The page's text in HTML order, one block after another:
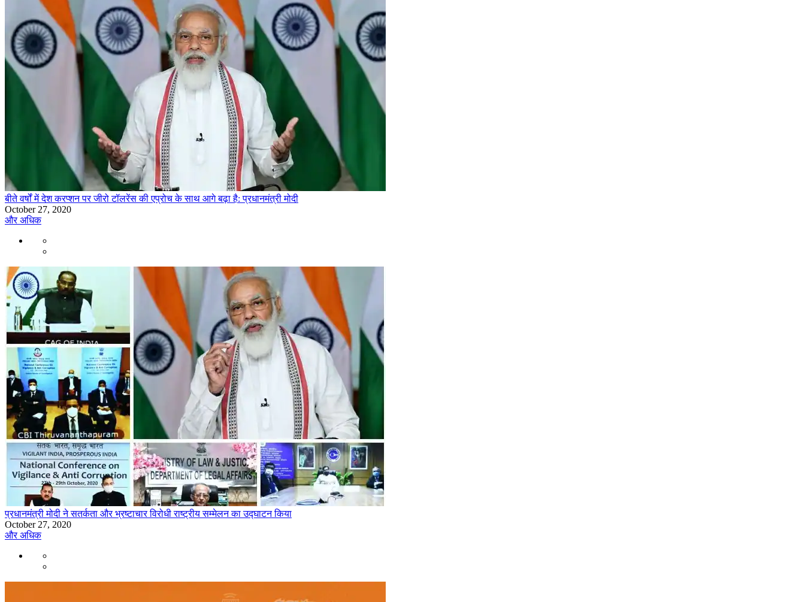
बीते वर्षों में देश करप्शन पर जीरो टॉलरेंस की एप्रोच के साथ आगे बढ़ा है: प्रधानमंत्री मोदी
October 27, 2020
और अधिक
प्रधानमंत्री मोदी ने सतर्कता और भ्रष्टाचार विरोधी राष्ट्रीय सम्मेलन का उद्घाटन किया
October 27, 2020
और अधिक